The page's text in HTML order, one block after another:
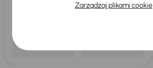
Zarządzaj plikami cookie